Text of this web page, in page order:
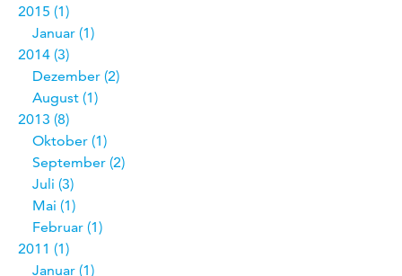
2015 1
Januar 1
2014 3
Dezember 2
August 1
2013 8
Oktober 1
September 2
Juli 3
Mai 1
Februar 1
2011
1
Januar 1